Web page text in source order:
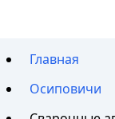
Главная
Осиповичи